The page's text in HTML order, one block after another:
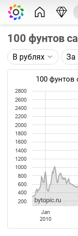
100 фунтов
Описание
Цена фьючерса
Каждая точка на
недели или
(день, неделя,
при изменении
Данные
В рублях За
100 фунтов
Jan
2010
200
400
600
800
1000
1200
1400
1600
1800
2000
2200
2400
2600
2800
bytopic.ru